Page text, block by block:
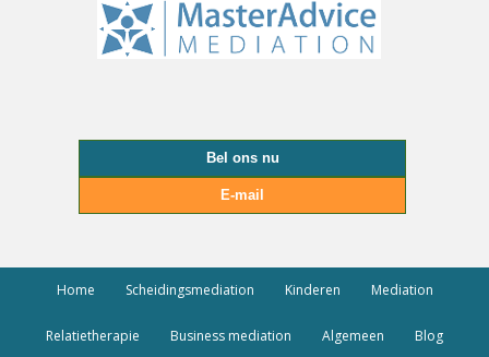
Bel ons nu
E-mail
Home Scheidingsmediation Kinderen Mediation
Relatietherapie Business mediation Algemeen Blog